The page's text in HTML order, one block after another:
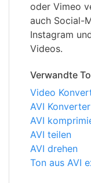
oder Vimeo
auch Social-
Instagram
Videos.
Verwandte
Video
AVI Konverter
AVI
AVI teilen
AVI drehen
Ton aus AVI